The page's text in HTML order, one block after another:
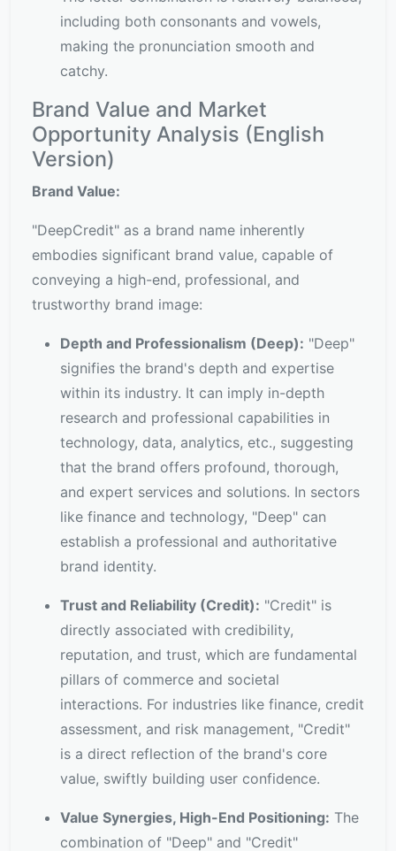
including both consonants and vowels,
making the pronunciation smooth and
catchy.
Brand Value and Market
Opportunity Analysis (English
Version)
Brand Value:
"DeepCredit" as a brand name inherently
embodies significant brand value, capable of
conveying a high-end, professional, and
trustworthy brand image:
Depth and Professionalism (Deep): "Deep"
signifies the brand's depth and expertise
within its industry. It can imply in-depth
research and professional capabilities in
technology, data, analytics, etc., suggesting
that the brand offers profound, thorough,
and expert services and solutions. In sectors
like finance and technology, "Deep" can
establish a professional and authoritative
brand identity.
Trust and Reliability (Credit): "Credit" is
directly associated with credibility,
reputation, and trust, which are fundamental
pillars of commerce and societal
interactions. For industries like finance, credit
assessment, and risk management, "Credit"
is a direct reflection of the brand's core
value, swiftly building user confidence.
Value Synergies, High-End Positioning: The
combination of "Deep" and "Credit"